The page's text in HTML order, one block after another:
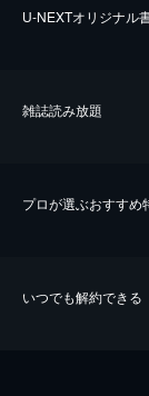
U-NEXTオリジナル
雑誌読み放題
プロが選ぶおすすめ
いつでも解約できる